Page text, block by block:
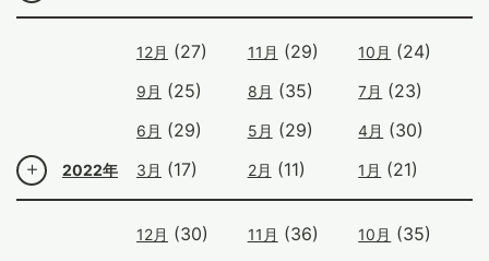
2022年
12月 (27) 11月 (29) 10月 (24)
9月 (25) 8月 (35) 7月 (23)
6月 (29) 5月 (29) 4月 (30)
3月 (17) 2月 (11) 1月 (21)
12月 (30) 11月 (36) 10月 (35)